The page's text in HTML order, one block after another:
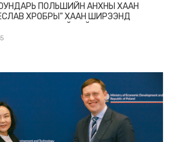
ПОЛЬШИЙН АНХНЫ ХААН
ХРОБРЫ" ХААН ШИРЭЭНД
ОРОЛЦОВ